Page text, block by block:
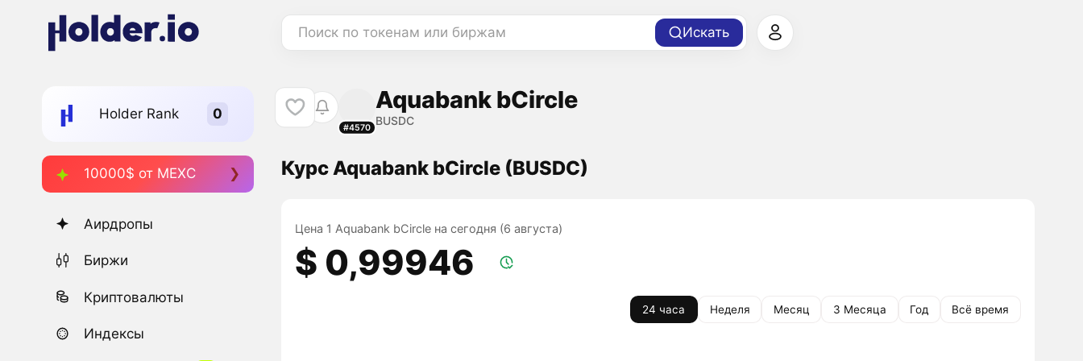
Поиск по токенам или биржам Искать
Holder Rank
10000$ от MEXC
Аирдропы
Биржи
Криптовалюты
Индексы
#4570
Aquabank bCircle
BUSDC
Курс Aquabank bCircle (BUSDC)
Цена 1 Aquabank bCircle на сегодня (6 августа)
$ 0,99946
24 часа Неделя Месяц 3 Месяца Год Всё время